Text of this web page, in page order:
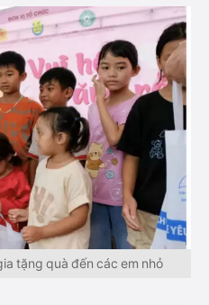
tặng quà đến các em nhỏ